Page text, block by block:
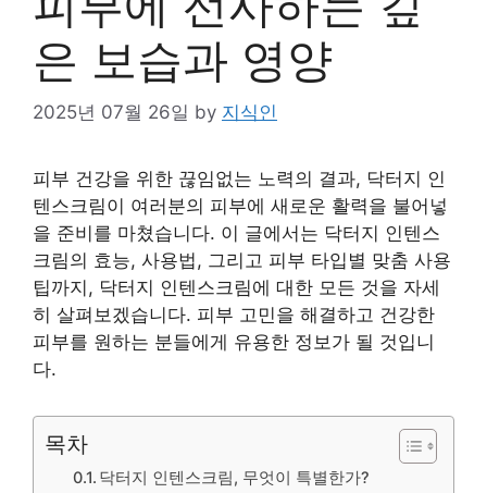
은 보습과 영양
2025년 07월 26일 by 지식인
피부 건강을 위한 끊임없는 노력의 결과, 닥터지 인
텐스크림이 여러분의 피부에 새로운 활력을 불어넣
을 준비를 마쳤습니다. 이 글에서는 닥터지 인텐스
크림의 효능, 사용법, 그리고 피부 타입별 맞춤 사용
팁까지, 닥터지 인텐스크림에 대한 모든 것을 자세
히 살펴보겠습니다. 피부 고민을 해결하고 건강한
피부를 원하는 분들에게 유용한 정보가 될 것입니
다.
목차
닥터지 인텐스크림, 무엇이 특별한가?